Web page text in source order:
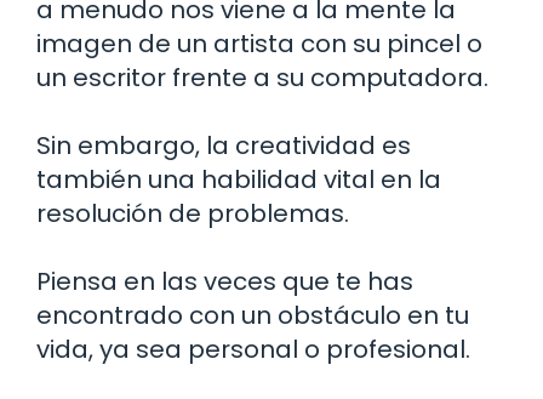
a menudo nos viene a la mente la
imagen de un artista con su pincel o
un escritor frente a su computadora.
Sin embargo, la creatividad es
también una habilidad vital en la
resolución de problemas.
Piensa en las veces que te has
encontrado con un obstáculo en tu
vida, ya sea personal o profesional.